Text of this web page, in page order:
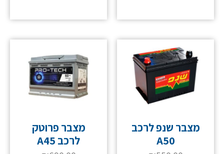
מצבר שנפ לרכב
A50
מצבר פרוטק
לרכב A45